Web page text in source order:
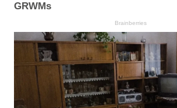
GRWMs
Brainberries